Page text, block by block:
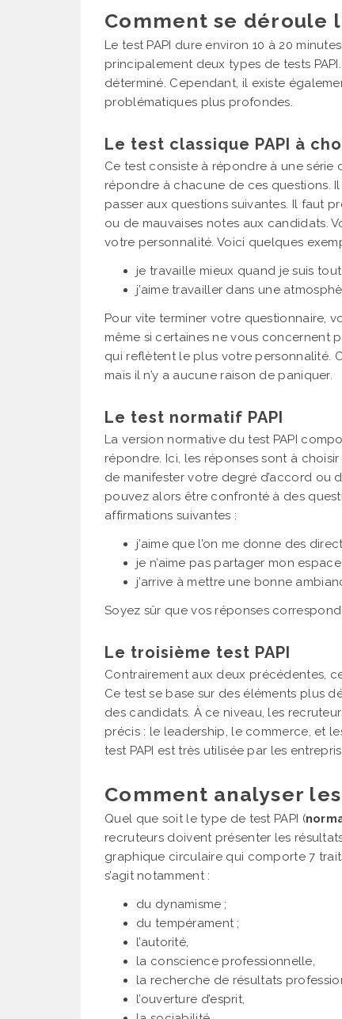
Comment se déroule
Le test PAPI dure environ 10 à 20
principalement deux types de tests
déterminé. Cependant, il existe
problématiques plus profondes.
Le test classique PAPI à
Ce test consiste à répondre à une série
répondre à chacune de ces questions.
passer aux questions suivantes. Il faut
ou de mauvaises notes aux candidats.
votre personnalité. Voici quelques
je travaille mieux quand je suis
j’aime travailler dans une
Pour vite terminer votre questionnaire,
même si certaines ne vous concernent
qui reflètent le plus votre personnalité.
mais il n’y a aucune raison de paniquer.
Le test normatif PAPI
La version normative du test PAPI
répondre. Ici, les réponses sont à choisir
de manifester votre degré d’accord ou
pouvez alors être confronté à des
affirmations suivantes :
j’aime que l’on me donne des
je n’aime pas partager mon
j’arrive à mettre une bonne
Soyez sûr que vos réponses
Le troisième test PAPI
Contrairement aux deux précédentes,
Ce test se base sur des éléments plus
des candidats. À ce niveau, les
précis : le leadership, le commerce, et
test PAPI est très utilisée par les
Comment analyser
Quel que soit le type de test PAPI (
recruteurs doivent présenter les
graphique circulaire qui comporte 7
s’agit notamment :
du dynamisme ;
du tempérament ;
l’autorité,
la conscience professionnelle,
la recherche de résultats
l’ouverture d’esprit,